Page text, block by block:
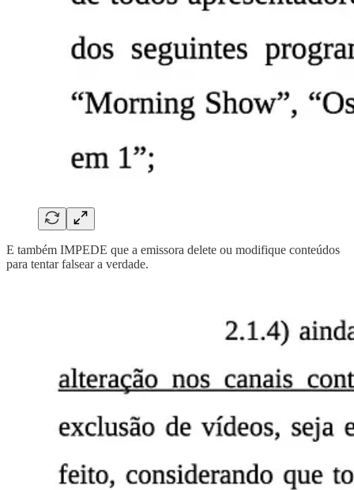
E também IMPEDE que a emissora delete ou modifique conteúdos
para tentar falsear a verdade.